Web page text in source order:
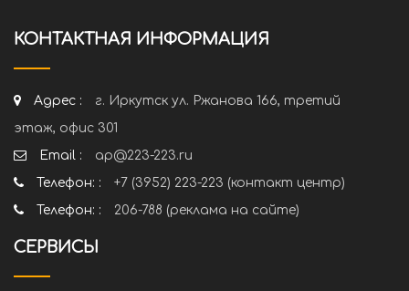
КОНТАКТНАЯ ИНФОРМАЦИЯ
Адрес :
г. Иркутск ул. Ржанова 166, третий
этаж, офис 301
Email :
ap@223-223.ru
Телефон: :
+7 (3952) 223-223 (контакт центр)
Телефон: :
206-788 (реклама на сайте)
СЕРВИСЫ